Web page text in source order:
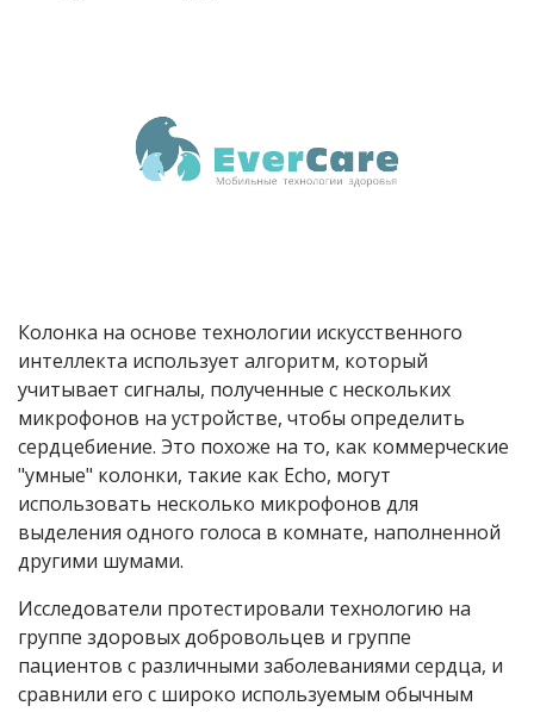
Колонка на основе технологии искусственного
интеллекта использует алгоритм, который
учитывает сигналы, полученные с нескольких
микрофонов на устройстве, чтобы определить
сердцебиение. Это похоже на то, как коммерческие
"умные" колонки, такие как Echo, могут
использовать несколько микрофонов для
выделения одного голоса в комнате, наполненной
другими шумами.
Исследователи протестировали технологию на
группе здоровых добровольцев и группе
пациентов с различными заболеваниями сердца, и
сравнили его с широко используемым обычным